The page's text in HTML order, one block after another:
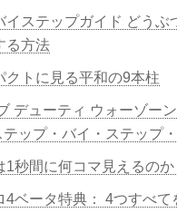
イステップガイド どうぶ
る方法
クトに見る平和の9本柱
デューティ ウォーゾー
テップ・バイ・ステップ
1秒間に何コマ見えるの
4ベータ特典： 4つすべて